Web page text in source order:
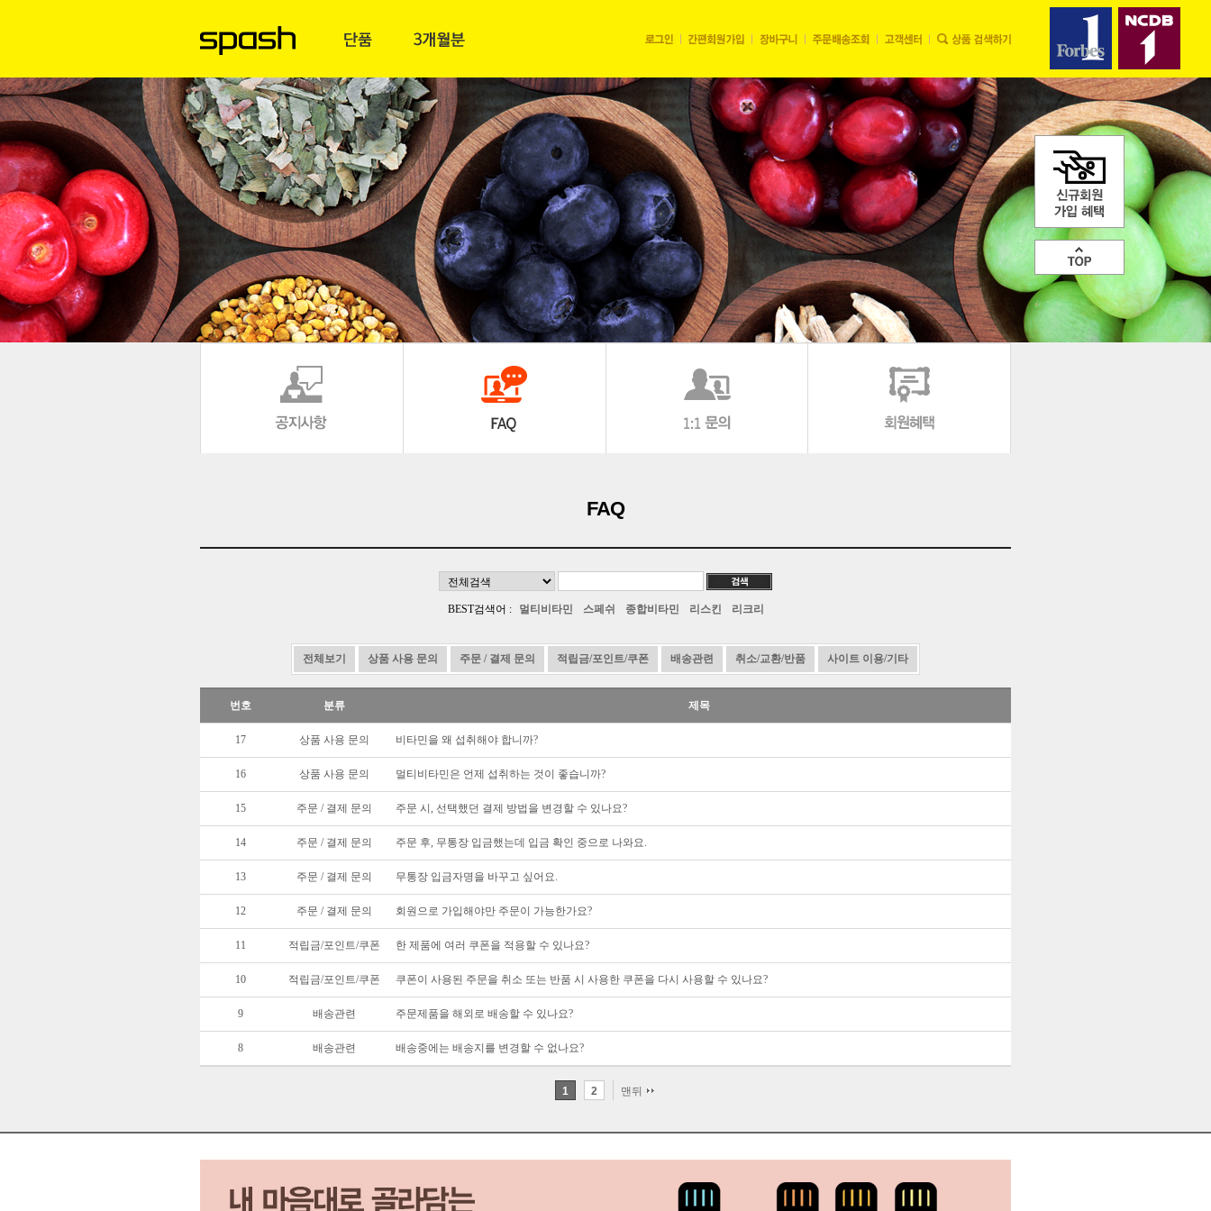
FAQ
BEST검색어 : 멀티비타민 스페쉬 종합비타민 리스킨 리크리
전체보기 상품 사용 문의 주문 / 결제 문의 적립금/포인트/쿠폰 배송관련 취소/교환/반품 사이트 이용/기타
번호 분류 제목
17 상품 사용 문의 비타민을 왜 섭취해야 합니까?
16 상품 사용 문의 멀티비타민은 언제 섭취하는 것이 좋습니까?
15 주문 / 결제 문의 주문 시, 선택했던 결제 방법을 변경할 수 있나요?
14 주문 / 결제 문의 주문 후, 무통장 입금했는데 입금 확인 중으로 나와요.
13 주문 / 결제 문의 무통장 입금자명을 바꾸고 싶어요.
12 주문 / 결제 문의 회원으로 가입해야만 주문이 가능한가요?
11 적립금/포인트/쿠폰 한 제품에 여러 쿠폰을 적용할 수 있나요?
10 적립금/포인트/쿠폰 쿠폰이 사용된 주문을 취소 또는 반품 시 사용한 쿠폰을 다시 사용할 수 있나요?
9 배송관련 주문제품을 해외로 배송할 수 있나요?
8 배송관련 배송중에는 배송지를 변경할 수 없나요?
1 2 맨뒤